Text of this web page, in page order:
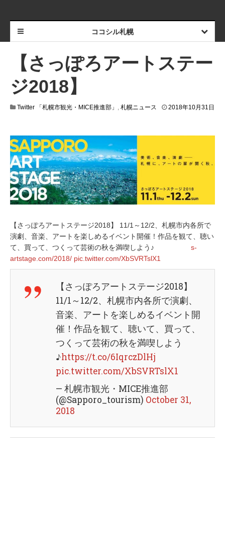
ココシル札幌
【さっぽろアートステー
ジ2018】
Twitter 「札幌市観光・MICE推進部」 , 札幌ニュース
2018年10月31日
8
年
1
1
月
1
日
【さっぽろアートステージ2018】 11/1～12/2、札幌市内各所で
演劇、音楽、アートを楽しめるイベント開催！作品を観て、聴い
て、買って、つくって芸術の秋を満喫しよう♪
s-
artstage.com/2018/ pic.twitter.com/XbSVRTslX1
【さっぽろアートステージ2018】
11/1～12/2、札幌市内各所で演劇、
音楽、アートを楽しめるイベント開
催！作品を観て、聴いて、買って、
つくって芸術の秋を満喫しよう
♪https://t.co/6IqrczDlHj
pic.twitter.com/XbSVRTslX1
— 札幌市観光・MICE推進部
(@Sapporo_tourism) October 31,
2018